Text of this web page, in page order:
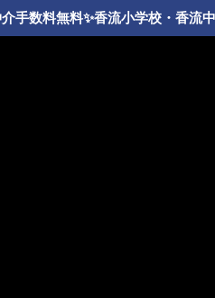
介手数料無料✨️香流小学校・香流